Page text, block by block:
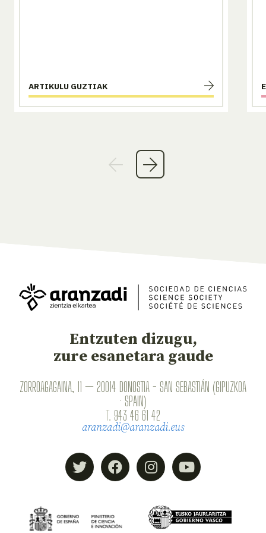
ARTIKULU GUZTIAK
Entzuten dizugu,
zure esanetara gaude
ZORROAGAGAINA, 11 — 20014 DONOSTIA - SAN SEBASTIÁN (GIPUZKOA
· SPAIN)
T. 943 46 61 42
aranzadi@aranzadi.eus